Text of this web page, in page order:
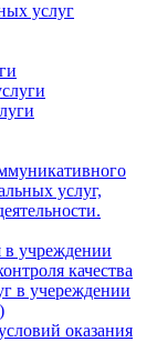
услуг
услуг,
в учреждении
качества
в учереждении
оказания